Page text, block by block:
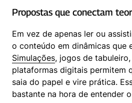
Propostas que conectam
Em vez de apenas ler ou
Simulações, jogos de
plataformas digitais permitem
saia do papel e vire prática.
bastante na hora de entender